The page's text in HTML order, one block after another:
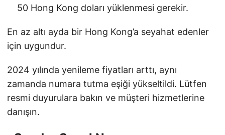
50 Hong Kong doları yüklenmesi gerekir.
En az altı ayda bir Hong Kong’a seyahat edenler
için uygundur.
2024 yılında yenileme fiyatları arttı, aynı
zamanda numara tutma eşiği yükseltildi. Lütfen
resmi duyurulara bakın ve müşteri hizmetlerine
danışın.